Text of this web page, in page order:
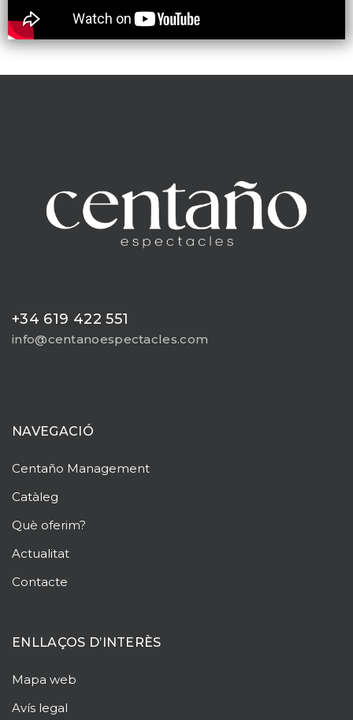
+34 619 422 551
info@centanoespectacles.com
NAVEGACIÓ
Centaño Management
Catàleg
Què oferim?
Actualitat
Contacte
ENLLAÇOS D’INTERÈS
Mapa web
Avís legal